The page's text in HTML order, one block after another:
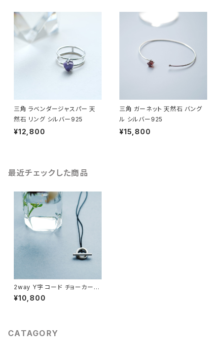
三角 ラベンダージャスパー 天
然石 リング シルバー925
¥12,800
三角 ガーネット 天然石 バング
ル シルバー925
¥15,800
最近チェックした商品
2way Y字 コード チョーカー
ネックレス シルバー925
¥10,800
CATAGORY